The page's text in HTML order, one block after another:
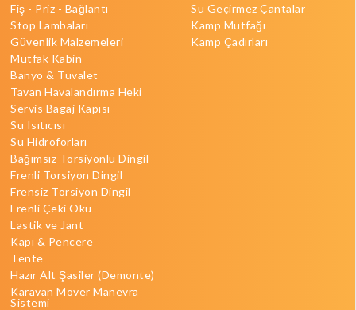
Fiş - Priz - Bağlantı
Stop Lambaları
Güvenlik Malzemeleri
Mutfak Kabin
Banyo & Tuvalet
Tavan Havalandırma Heki
Servis Bagaj Kapısı
Su Isıtıcısı
Su Hidroforları
Bağımsız Torsiyonlu Dingil
Frenli Torsiyon Dingil
Frensiz Torsiyon Dingil
Frenli Çeki Oku
Lastik ve Jant
Kapı & Pencere
Tente
Hazır Alt Şasiler (Demonte)
Karavan Mover Manevra
Sistemi
Su Geçirmez Çantalar
Kamp Mutfağı
Kamp Çadırları